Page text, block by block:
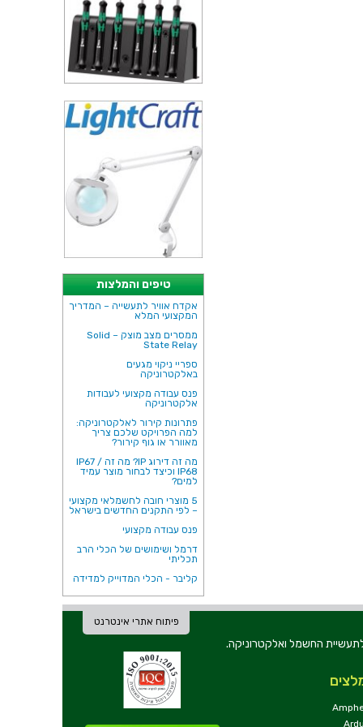
טיפים והמלצות
אקדח אוויר לתעשייה – המדריך
המקצועי המלא
ממסרים מצב מוצק – Solid
State Relay
ספריי ניקוי מגעים
באלקטרוניקה
פנס עבודה מקצועי לעבודות
אלקטרוניקה
פתרונות קירור לאלקטרוניקה:
למה הפרויקט שלכם צריך
מאוורר או גוף קירור?
מה זה דירוג IP? מה זה IP67 /
IP68 וכיצד לבחור מוצר עמיד
למים?
5 מוצרי חובה לחשמלאי מקצועי
– לפי התקנים החדשים בישראל
פנס עבודה מקצועי
דרמל ושימושים של הכלי הרב
תכליתי
קליבר - הכלי המדוייק למדידה
פיתוח אתרי אינטרנט
וכלי עבודה לתעשיית החשמל ואלקטרוניקה.